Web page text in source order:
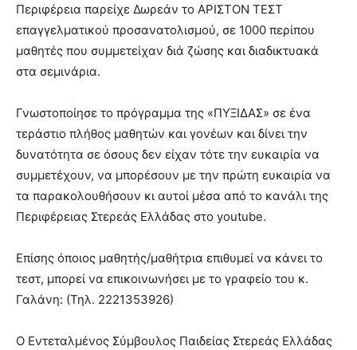
Περιφέρεια παρείχε Δωρεάν το ΑΡΙΣΤΟΝ ΤΕΣΤ
επαγγελματικού προσανατολισμού, σε 1000 περίπου
μαθητές που συμμετείχαν διά ζώσης και διαδικτυακά
στα σεμινάρια.
Γνωστοποίησε το πρόγραμμα της «ΠΥΞΙΔΑΣ» σε ένα
τεράστιο πλήθος μαθητών και γονέων και δίνει την
δυνατότητα σε όσους δεν είχαν τότε την ευκαιρία να
συμμετέχουν, να μπορέσουν με την πρώτη ευκαιρία να
τα παρακολουθήσουν κι αυτοί μέσα από το κανάλι της
Περιφέρειας Στερεάς Ελλάδας στο youtube.
Επίσης όποιος μαθητής/μαθήτρια επιθυμεί να κάνει το
τεστ, μπορεί να επικοινωνήσει με το γραφείo του κ.
Γαλάνη: (Τηλ. 2221353926)
Ο Εντεταλμένος Σύμβουλος Παιδείας Στερεάς Ελλάδας